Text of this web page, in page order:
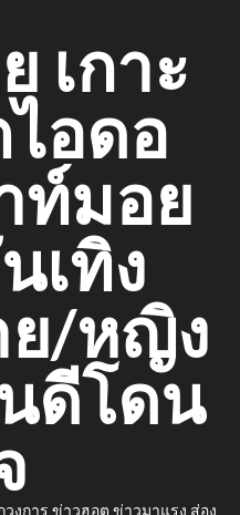
เกาะ
อดอ
ท์มอย
เทิง
ย/หญิง
ดีโดน
งการ ข่าวฮอต ข่าวมาแรง ส่อง